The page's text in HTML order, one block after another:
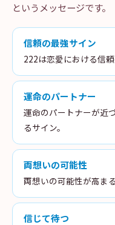
というメッセージです。
信頼の最強サイン
222は恋愛における信
運命のパートナー
運命のパートナーが近
るサイン。
両想いの可能性
両想いの可能性が高ま
信じて待つ